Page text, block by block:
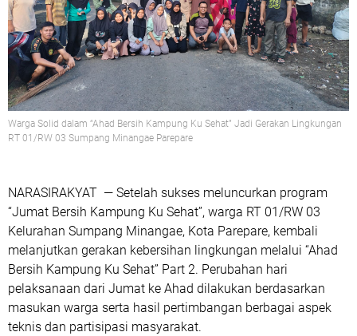
Warga Solid dalam “Ahad Bersih Kampung Ku Sehat” Jadi Gerakan Lingkungan
RT 01/RW 03 Sumpang Minangae Parepare
NARASIRAKYAT — Setelah sukses meluncurkan program
“Jumat Bersih Kampung Ku Sehat”, warga RT 01/RW 03
Kelurahan Sumpang Minangae, Kota Parepare, kembali
melanjutkan gerakan kebersihan lingkungan melalui “Ahad
Bersih Kampung Ku Sehat” Part 2. Perubahan hari
pelaksanaan dari Jumat ke Ahad dilakukan berdasarkan
masukan warga serta hasil pertimbangan berbagai aspek
teknis dan partisipasi masyarakat.